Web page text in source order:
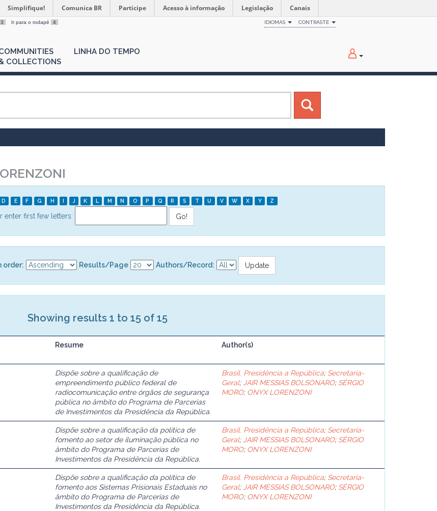
Simplifique! Comunica BR Participe Acesso à informação Legislação Canais
3 Ir para o rodapé 4 IDIOMAS CONTRASTE
COLLECTIONS
LINHA DO TEMPO
D E F G H I J K L M N O P Q R S T U V W X Y Z
enter first few letters:
order: Results/Page Authors/Record:
Showing results 1 to 15 of 15
Resume Author(s)
Dispõe sobre a qualificação de
empreendimento público federal de
radiocomunicação entre órgãos de segurança
pública no âmbito do Programa de Parcerias
de Investimentos da Presidência da República.
Brasil. Presidência a República; Secretaria-
Geral; JAIR MESSIAS BOLSONARO; SÉRGIO
MORO; ONYX LORENZONI
Dispõe sobre a qualificação da política de
fomento ao setor de iluminação pública no
âmbito do Programa de Parcerias de
Investimentos da Presidência da República.
Brasil. Presidência a República; Secretaria-
Geral; JAIR MESSIAS BOLSONARO; SÉRGIO
MORO; ONYX LORENZONI
Dispõe sobre a qualificação da política de
fomento aos Sistemas Prisionais Estaduais no
âmbito do Programa de Parcerias de
Investimentos da Presidência da República.
Brasil. Presidência a República; Secretaria-
Geral; JAIR MESSIAS BOLSONARO; SÉRGIO
MORO; ONYX LORENZONI